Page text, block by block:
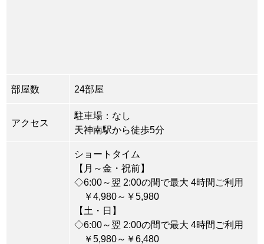
部屋数 24部屋
アクセス
駐車場：なし
天神南駅から徒歩5分
ショートタイム
【月～金・祝前】
◇6:00～翌 2:00の間で最大 4時間ご利用
￥4,980～￥5,980
【土・日】
◇6:00～翌 2:00の間で最大 4時間ご利用
￥5,980～￥6,480